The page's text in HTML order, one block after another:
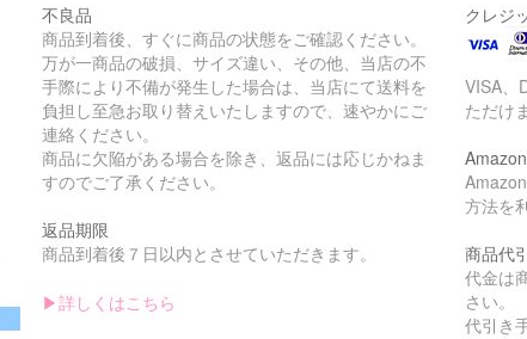
不良品
商品到着後、すぐに商品の状態をご確認ください。
万が一商品の破損、サイズ違い、その他、当店の不
手際により不備が発生した場合は、当店にて送料を
負担し至急お取り替えいたしますので、速やかにご
連絡ください。
商品に欠陥がある場合を除き、返品には応じかねま
すのでご了承ください。
返品期限
商品到着後７日以内とさせていただきます。
▶︎詳しくはこちら
クレジ
VISA、
ただけ
方法を
商品代引
代金は
さい。
代引き